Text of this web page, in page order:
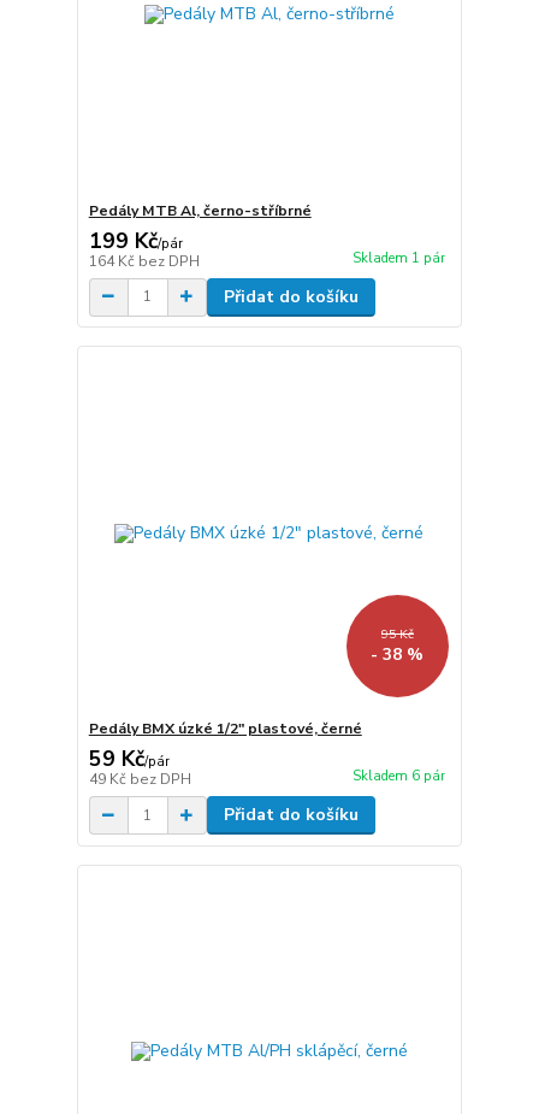
Pedály MTB Al, černo-stříbrné
199 Kč/pár
164 Kč bez DPH Skladem 1 pár
Přidat do košíku
95 Kč
- 38 %
Pedály BMX úzké 1/2" plastové, černé
59 Kč/pár
49 Kč bez DPH Skladem 6 pár
Přidat do košíku